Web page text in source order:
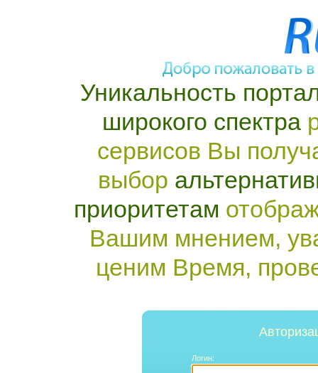
Уникальность
широкого спектра
сервисов Вы
выбор
приоритетам
Вашим мнением,
ценим Время,
Логин: